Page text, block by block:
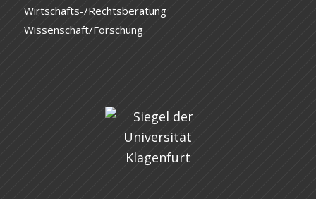
Wirtschafts-/Rechtsberatung
Wissenschaft/Forschung